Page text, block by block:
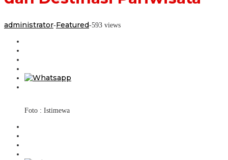
administrator-Featured-593 views
Foto : Istimewa